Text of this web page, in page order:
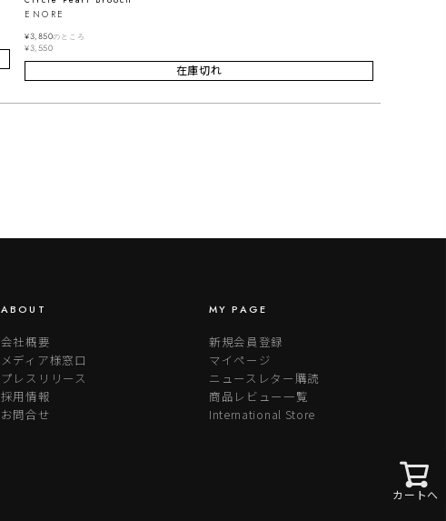
ENORE
¥3,850のところ
¥3,550
在庫切れ
カートへ
ABOUT
会社概要
メディア様窓口
プレスリリース
採用情報
お問合せ
MY PAGE
新規会員登録
マイページ
ニュースレター購読
商品レビュー一覧
International Store